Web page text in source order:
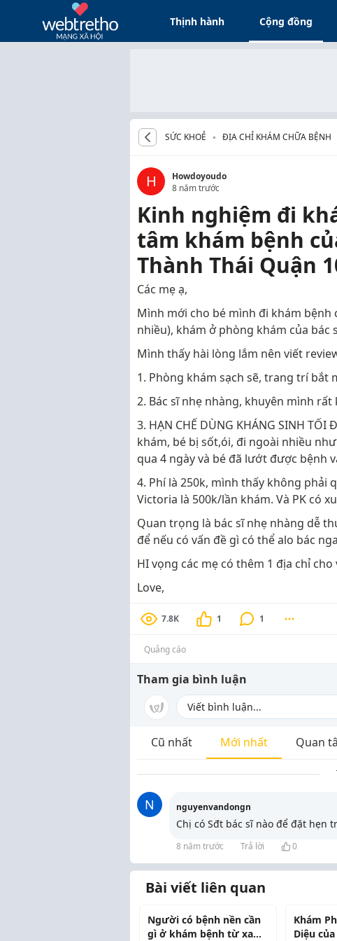
Thịnh hành Cộng đồng
SỨC KHOẺ ĐỊA CHỈ KHÁM CHỮA BỆNH
H
Howdoyoudo
8 năm trước
Kinh nghiệm đi
tâm khám bệnh
Thành Thái Quận
Các mẹ ạ,
Mình mới cho bé mình đi khám bệnh
nhiều), khám ở phòng khám của bác
Mình thấy hài lòng lắm nên viết
1. Phòng khám sạch sẽ, trang trí bắt
2. Bác sĩ nhẹ nhàng, khuyên mình
3. HẠN CHẾ DÙNG KHÁNG SINH
khám, bé bị sốt,ói, đi ngoài nhiều
qua 4 ngày và bé đã lướt được bệnh
4. Phí là 250k, mình thấy không phải
Victoria là 500k/lần khám. Và PK có
Quan trọng là bác sĩ nhẹ nhàng dễ
để nếu có vấn đề gì có thể alo bác
HI vọng các mẹ có thêm 1 địa chỉ
Love,
7.8K 1 1
Quảng cáo
Tham gia bình luận
Cũ nhất Mới nhất Quan
N nguyenvandongn
Chị có Sđt bác sĩ nào để đặt hẹn
8 năm trước Trả lời 0
Bài viết liên quan
Người có bệnh nền cần
gì ở khám bệnh từ xa
Khám
Diệu